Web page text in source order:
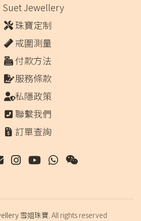
Suet Jewellery
珠寶定制
戒圍測量
付款方法
服務條款
私隱政策
聯繫我們
訂單查詢
雪姐珠寶. All rights reserved